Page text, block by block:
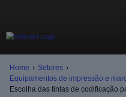
Home › Setores ›
Equipamentos de impressão e
Escolha das tintas de codificação